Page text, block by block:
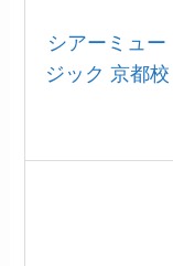
シアーミュー
ジック 京都校